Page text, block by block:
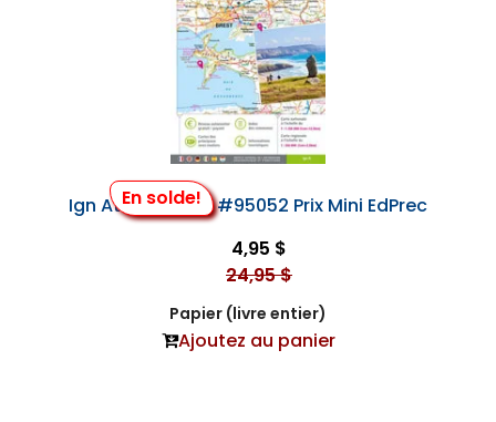
En solde!
Ign Atlas France #95052 Prix Mini EdPrec
4,95 $
24,95 $
Papier (livre entier)
Ajoutez au panier